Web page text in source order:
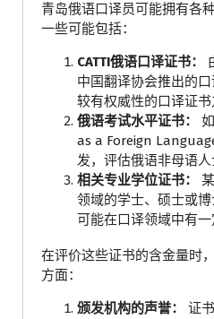
青岛俄语口译员可能拥有各
一些可能包括：
CATTI俄语口译证书：
中国翻译协会推出的
较有权威性的口译证书
俄语考试水平证书：
as a Foreign
发，评估俄语非母语人
相关专业学位证书：
领域的学士、硕士或
可能在口译领域中有一
在评价这些证书的含金量时
方面：
颁发机构的声誉：
证